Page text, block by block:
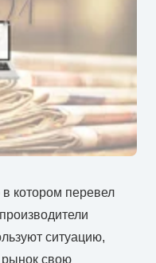
котором перевел
ситуацию,
рынок свою